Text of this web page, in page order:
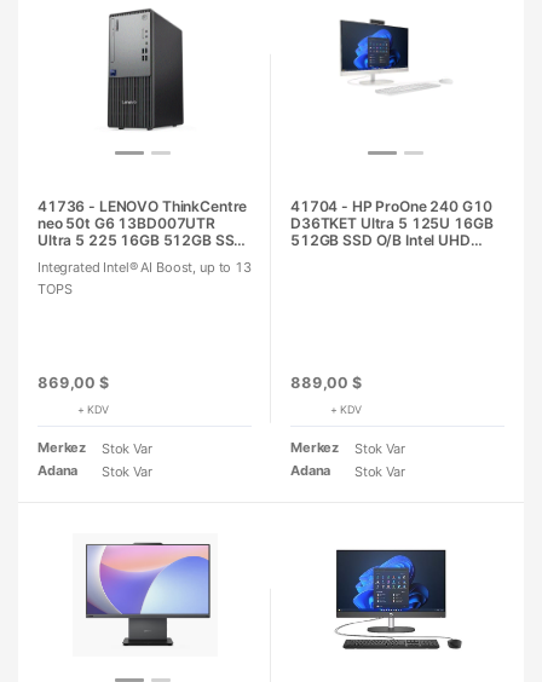
41736 - LENOVO ThinkCentre
neo 50t G6 13BD007UTR
Ultra 5 225 16GB 512GB SSD
PC
Integrated Intel® AI Boost, up to 13
TOPS
869,00 $
+ KDV
Merkez
Stok Var
Adana
Stok Var
41704 - HP ProOne 240 G10
D36TKET Ultra 5 125U 16GB
512GB SSD O/B Intel UHD
889,00 $
+ KDV
Merkez
Stok Var
Adana
Stok Var